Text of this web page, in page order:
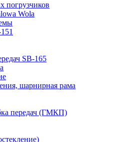
погрузчиков
Wola
SB-165
шарнирная рама
передач (ГМКП)